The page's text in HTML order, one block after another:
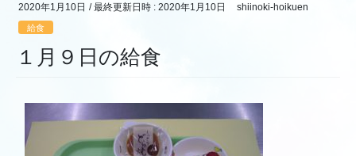
2020年1月10日 / 最終更新日時 : 2020年1月10日 shiinoki-hoikuen
給食
１月９日の給食